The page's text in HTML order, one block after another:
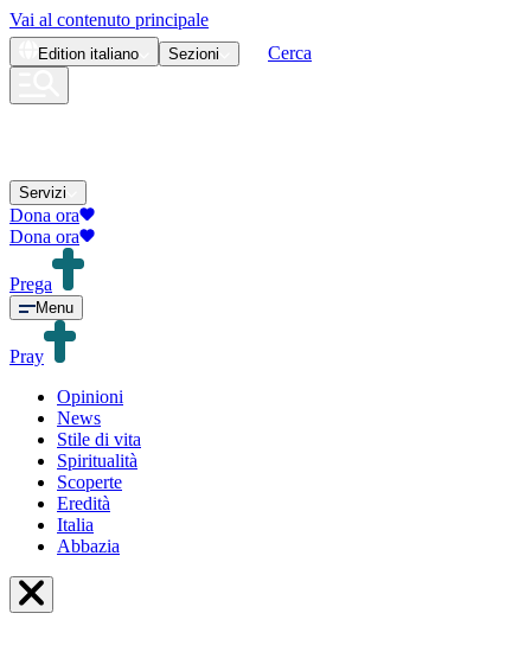
Vai al contenuto principale
Edition italiano Sezioni Cerca
Servizi
Dona ora
Dona ora
Prega
Menu
Pray
Opinioni
News
Stile di vita
Spiritualità
Scoperte
Eredità
Italia
Abbazia